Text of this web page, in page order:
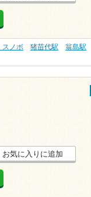
スノボ 猪苗代駅 翁島駅
お気に入りに追加